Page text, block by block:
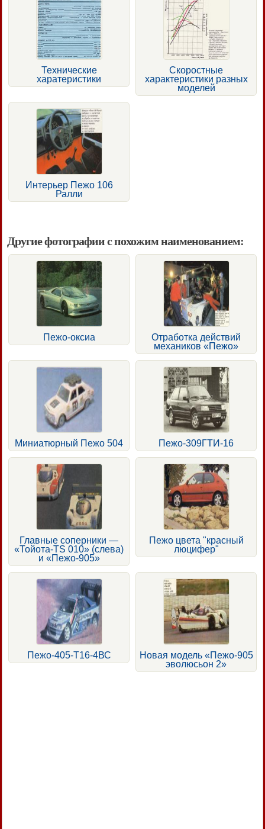
Технические
харатеристики
Скоростные
характеристики разных
моделей
Интерьер Пежо 106
Ралли
Другие фотографии с похожим наименованием:
Пежо-оксиа
Отработка действий
механиков «Пежо»
Миниатюрный Пежо 504 Пежо-309ГТИ-16
Главные соперники —
«Тойота-TS 010» (слева)
и «Пежо-905»
Пежо цвета "красный
люцифер"
Пежо-405-Т16-4ВС
Новая модель «Пежо-905
эволюсьон 2»